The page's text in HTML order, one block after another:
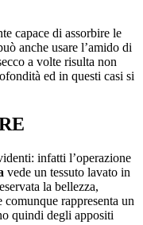
capace di assorbire le
anche usare l’amido di
a volte risulta non
ed in questi casi si
infatti l’operazione
vede un tessuto lavato in
la bellezza,
rappresenta un
quindi degli appositi